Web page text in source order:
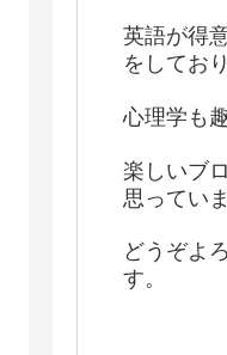
英語が得
をしてお
心理学も
楽しいブ
思っていま
どうぞよ
す。